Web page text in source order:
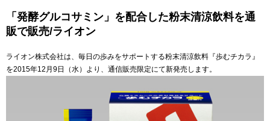
「発酵グルコサミン」を配合した粉末清涼飲料を通
販で販売/ライオン
ライオン株式会社は、毎日の歩みをサポートする粉末清涼飲料『歩むチカラ』
を2015年12月9日（水）より、通信販売限定にて新発売します。